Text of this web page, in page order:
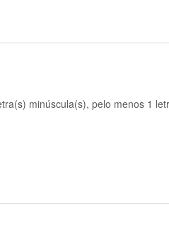
minúscula(s), pelo menos 1